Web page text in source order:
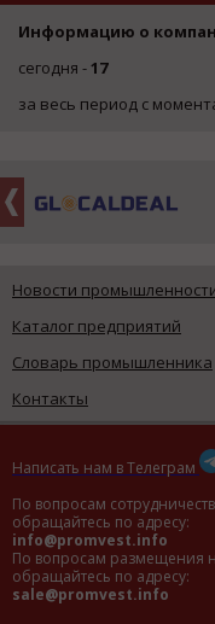
Информацию о
сегодня -17
за весь период с
Новости
Каталог предприятий
Словарь промышленника
Контакты
Написать нам в Телеграм
По вопросам
обращайтесь по адресу:
info@promvest.info
По вопросам размещения
обращайтесь по адресу:
sale@promvest.info